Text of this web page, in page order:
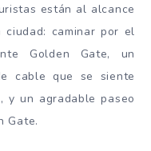
están al alcance
caminar por el
Golden Gate, un
cable que se siente
y un agradable paseo
Gate.